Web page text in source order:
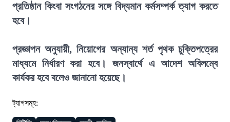
প্রতিষ্ঠান কিংবা সংগঠনের সঙ্গে বিদ্যমান কর্মসম্পর্ক ত্যাগ করতে
হবে।
প্রজ্ঞাপন অনুযায়ী, নিয়োগের অন্যান্য শর্ত পৃথক চুক্তিপত্রের
মাধ্যমে নির্ধারণ করা হবে। জনস্বার্থে এ আদেশ অবিলম্বে
কার্যকর হবে বলেও জানানো হয়েছে।
ট্যাগসমূহ: